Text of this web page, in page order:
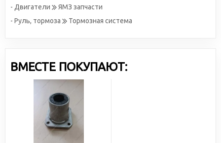
- Двигатели
ЯМЗ запчасти
- Руль, тормоза
Тормозная система
ВМЕСТЕ ПОКУПАЮТ: